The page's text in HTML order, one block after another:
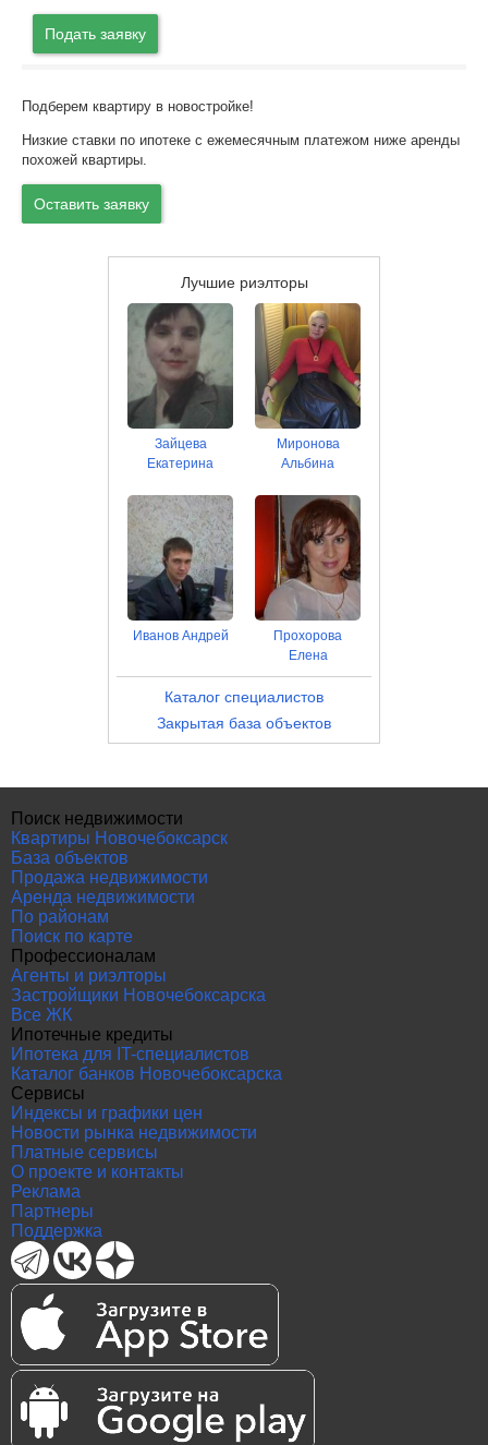
Подать заявку
Подберем квартиру в новостройке!
Низкие ставки по ипотеке с ежемесячным платежом ниже аренды
похожей квартиры.
Оставить заявку
Лучшие риэлторы
Зайцева
Екатерина
Миронова
Альбина
Иванов Андрей
Прохорова
Елена
Каталог специалистов
Закрытая база объектов
Поиск недвижимости
Квартиры Новочебоксарск
База объектов
Продажа недвижимости
Аренда недвижимости
По районам
Поиск по карте
Профессионалам
Агенты и риэлторы
Застройщики Новочебоксарска
Все ЖК
Ипотечные кредиты
Ипотека для IT-специалистов
Каталог банков Новочебоксарска
Сервисы
Индексы и графики цен
Новости рынка недвижимости
Платные сервисы
О проекте и контакты
Реклама
Партнеры
Поддержка